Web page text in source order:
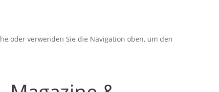
oder verwenden Sie die Navigation oben, um den